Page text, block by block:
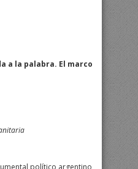
a la palabra. El marco
político argentino